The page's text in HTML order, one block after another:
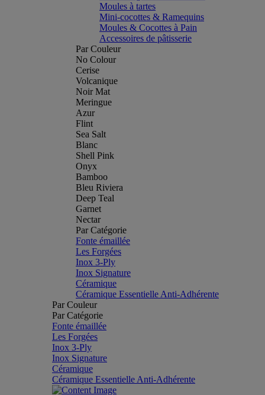
Moules à tartes
Mini-cocottes & Ramequins
Moules & Cocottes à Pain
Accessoires de pâtisserie
Par Couleur
No Colour
Cerise
Volcanique
Noir Mat
Meringue
Azur
Flint
Sea Salt
Blanc
Shell Pink
Onyx
Bamboo
Bleu Riviera
Deep Teal
Garnet
Nectar
Par Catégorie
Fonte émaillée
Les Forgées
Inox 3-Ply
Inox Signature
Céramique
Céramique Essentielle Anti-Adhérente
Par Couleur
Par Catégorie
Fonte émaillée
Les Forgées
Inox 3-Ply
Inox Signature
Céramique
Céramique Essentielle Anti-Adhérente